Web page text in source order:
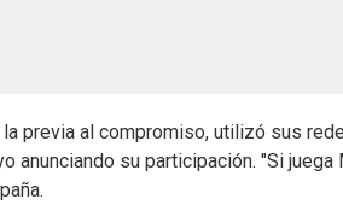
previa al compromiso, utilizó sus
anunciando su participación. "Si